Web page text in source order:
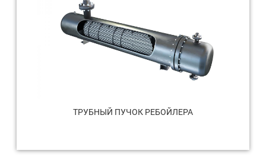
ТРУБНЫЙ ПУЧОК РЕБОЙЛЕРА